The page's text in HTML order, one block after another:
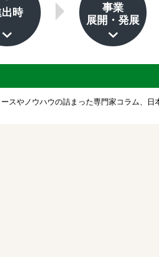
時
事業
展開・発展
スやノウハウの詰まった専門家コラム、日